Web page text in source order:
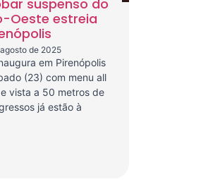
suspenso do
Oeste estreia
de 2025
em Pirenópolis
(23) com menu all
vista a 50 metros de
já estão à